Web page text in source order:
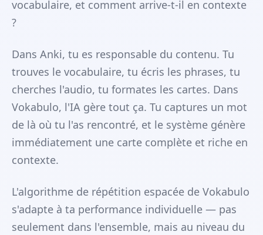
vocabulaire, et comment arrive-t-il en contexte
?
Dans Anki, tu es responsable du contenu. Tu
trouves le vocabulaire, tu écris les phrases, tu
cherches l'audio, tu formates les cartes. Dans
Vokabulo, l'IA gère tout ça. Tu captures un mot
de là où tu l'as rencontré, et le système génère
immédiatement une carte complète et riche en
contexte.
L'algorithme de répétition espacée de Vokabulo
s'adapte à ta performance individuelle — pas
seulement dans l'ensemble, mais au niveau du